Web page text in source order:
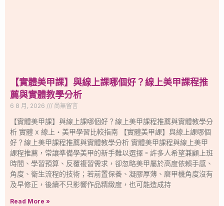
【實體美甲課】與線上課哪個好？線上美甲課程推
薦與實體教學分析
6 8 月, 2026 尚無留言
【實體美甲課】與線上課哪個好？線上美甲課程推薦與實體教學分
析 實體 x 線上・美甲學習比較指南 【實體美甲課】與線上課哪個
好？線上美甲課程推薦與實體教學分析 實體美甲課程與線上美甲
課程推薦，常讓準備學美甲的新手難以選擇。許多人希望兼顧上班
時間、學習預算、反覆複習需求，卻忽略美甲屬於高度依賴手感、
角度、衛生流程的技術；若前置保養、凝膠厚薄、磨甲機角度沒有
及早修正，後續不只影響作品精緻度，也可能造成持
Read More »